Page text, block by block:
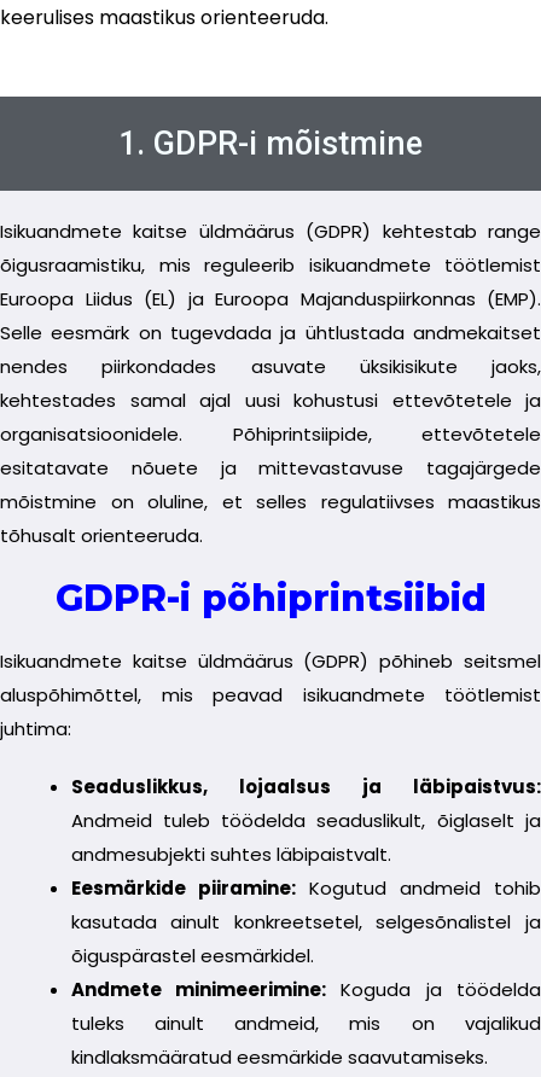
keerulises maastikus orienteeruda.
1. GDPR-i mõistmine
Isikuandmete kaitse üldmäärus (GDPR) kehtestab range
õigusraamistiku, mis reguleerib isikuandmete töötlemist
Euroopa Liidus (EL) ja Euroopa Majanduspiirkonnas (EMP).
Selle eesmärk on tugevdada ja ühtlustada andmekaitset
nendes piirkondades asuvate üksikisikute jaoks,
kehtestades samal ajal uusi kohustusi ettevõtetele ja
organisatsioonidele. Põhiprintsiipide, ettevõtetele
esitatavate nõuete ja mittevastavuse tagajärgede
mõistmine on oluline, et selles regulatiivses maastikus
tõhusalt orienteeruda.
GDPR-i põhiprintsiibid
Isikuandmete kaitse üldmäärus (GDPR) põhineb seitsmel
aluspõhimõttel, mis peavad isikuandmete töötlemist
juhtima:
Seaduslikkus, lojaalsus ja läbipaistvus:
Andmeid tuleb töödelda seaduslikult, õiglaselt ja
andmesubjekti suhtes läbipaistvalt.
Eesmärkide piiramine:Kogutud andmeid tohib
kasutada ainult konkreetsetel, selgesõnalistel ja
õiguspärastel eesmärkidel.
Andmete minimeerimine:Koguda ja töödelda
tuleks ainult andmeid, mis on vajalikud
kindlaksmääratud eesmärkide saavutamiseks.